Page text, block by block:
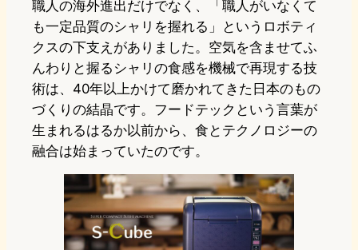
職人の海外進出だけでなく、「職人がいなくて
も一定品質のシャリを握れる」というロボティ
クスの下支えがありました。空気を含ませてふ
んわりと握るシャリの食感を機械で再現する技
術は、40年以上かけて磨かれてきた日本のもの
づくりの結晶です。フードテックという言葉が
生まれるはるか以前から、食とテクノロジーの
融合は始まっていたのです。